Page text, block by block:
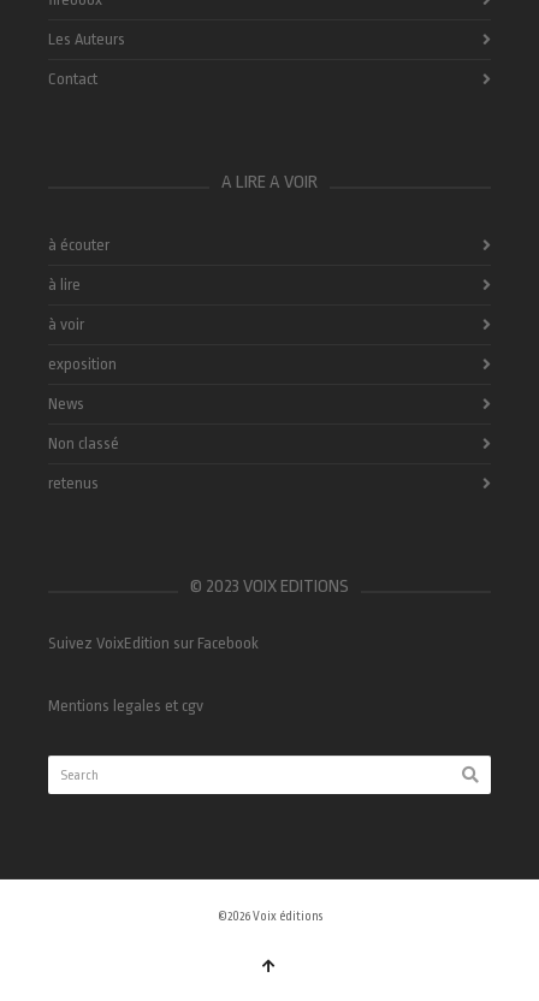
Les Auteurs
Contact
A LIRE A VOIR
à écouter
à lire
à voir
exposition
News
Non classé
retenus
© 2023 VOIX EDITIONS
Suivez VoixEdition sur Facebook
Mentions legales et cgv
©2026 Voix éditions